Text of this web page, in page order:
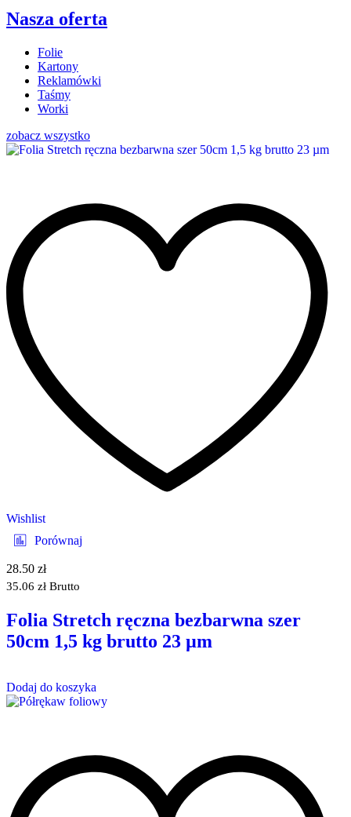
Nasza oferta
Folie
Kartony
Reklamówki
Taśmy
Worki
zobacz wszystko
Wishlist
Porównaj
28.50 zł
35.06 zł Brutto
Folia Stretch ręczna bezbarwna szer
50cm 1,5 kg brutto 23 µm
Dodaj do koszyka